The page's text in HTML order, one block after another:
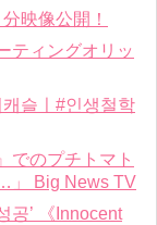
映像公開！
ティングオリッ
슬ㅣ#인생철학
でのプチトマト
」 Big News TV
공’ 《Innocent